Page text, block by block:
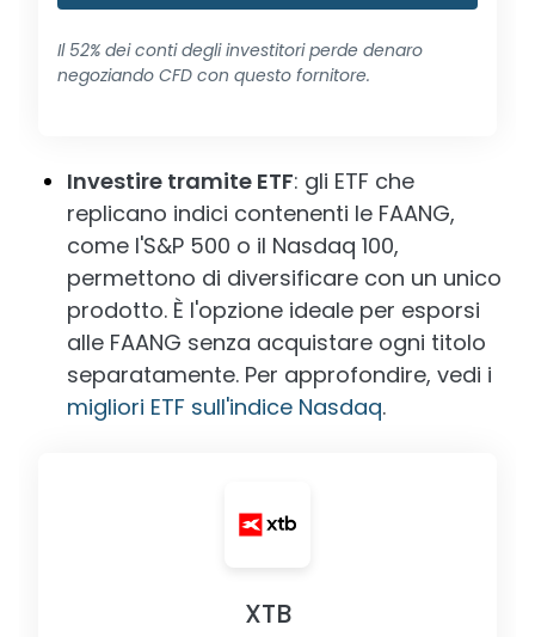
Il 52% dei conti degli investitori perde denaro
negoziando CFD con questo fornitore.
Investire tramite ETF: gli ETF che
replicano indici contenenti le FAANG,
come l'S&P 500 o il Nasdaq 100,
permettono di diversificare con un unico
prodotto. È l'opzione ideale per esporsi
alle FAANG senza acquistare ogni titolo
separatamente. Per approfondire, vedi i
migliori ETF sull'indice Nasdaq.
XTB